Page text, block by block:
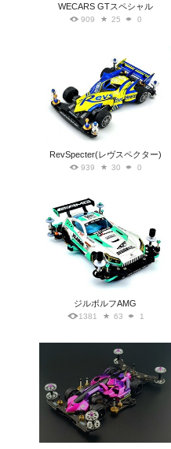
WECARS GTスペシャル
909 25 0
RevSpecter(レヴスペクター)
939 30 0
ジルボルフAMG
1381 63 1